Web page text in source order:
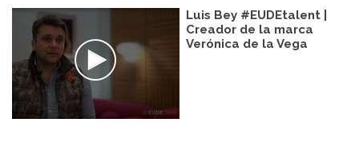
Luis Bey #EUDEtalent |
Creador de la marca
Verónica de la Vega